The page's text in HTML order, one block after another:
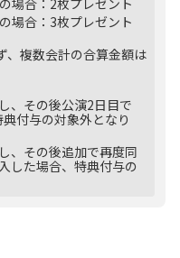
場合：3枚プレゼント
複数会計の合算金額は
、その後公演2日目で
付与の対象外となり
、その後追加で再度同
した場合、特典付与の